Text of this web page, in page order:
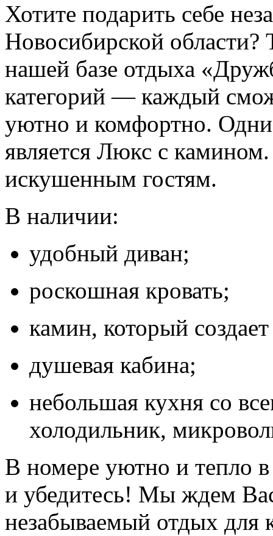
Хотите подарить себе
Новосибирской области?
нашей базе отдыха
категорий — каждый
уютно и комфортно.
является Люкс с
искушенным гостям.
В наличии:
удобный диван;
роскошная кровать;
камин, который
душевая кабина;
небольшая кухня со
холодильник,
В номере уютно и тепло
и убедитесь! Мы ждем
незабываемый отдых для